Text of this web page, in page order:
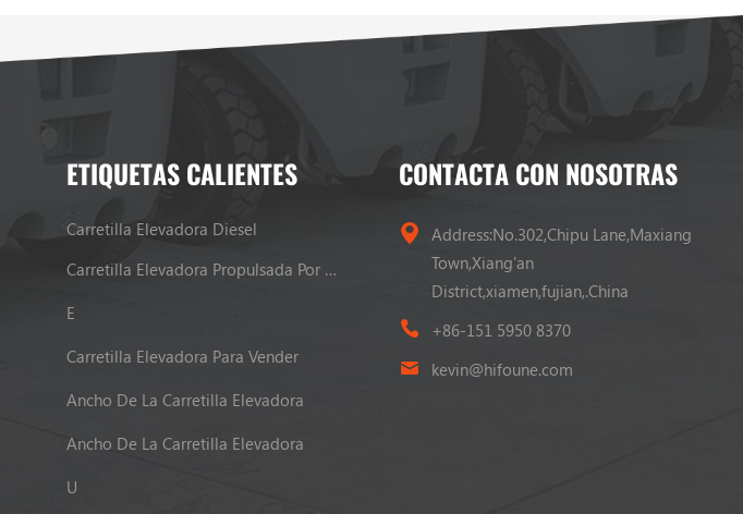
ETIQUETAS CALIENTES
Carretilla Elevadora Diesel
Carretilla Elevadora Propulsada Por GLP
E
Carretilla Elevadora Para Vender
Ancho De La Carretilla Elevadora
Ancho De La Carretilla Elevadora
U
CONTACTA CON NOSOTRAS
Address:No.302,Chipu Lane,Maxiang
Town,Xiang'an
District,xiamen,fujian,.China
+86-151 5950 8370
kevin@hifoune.com